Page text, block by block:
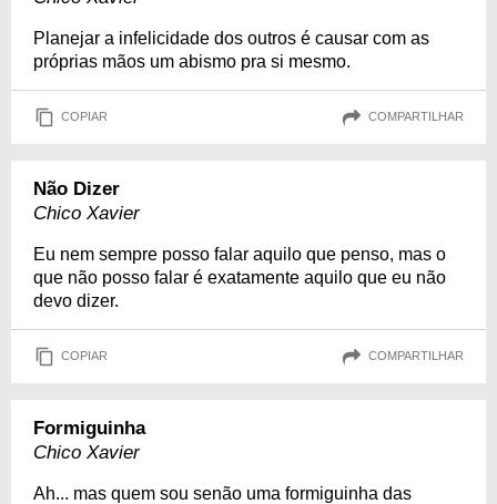
Planejar a infelicidade dos outros é causar com as
próprias mãos um abismo pra si mesmo.
COPIAR COMPARTILHAR
Não Dizer
Chico Xavier
Eu nem sempre posso falar aquilo que penso, mas o
que não posso falar é exatamente aquilo que eu não
devo dizer.
COPIAR COMPARTILHAR
Formiguinha
Chico Xavier
Ah... mas quem sou senão uma formiguinha das